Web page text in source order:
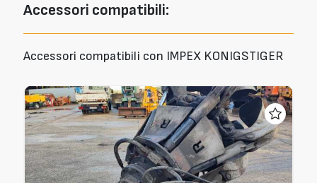
Accessori compatibili:
Accessori compatibili con IMPEX KONIGSTIGER